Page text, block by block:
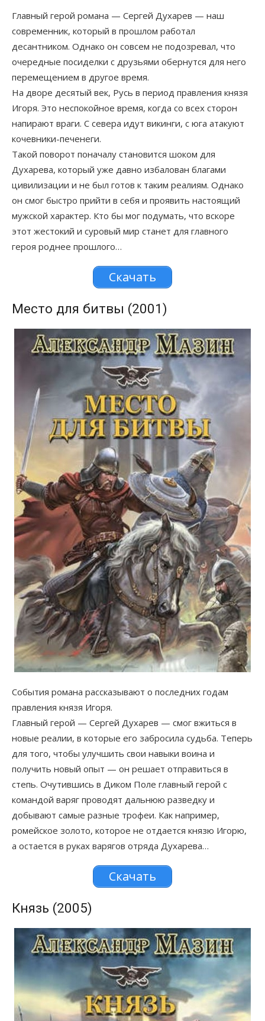
Главный герой романа — Сергей Духарев — наш
современник, который в прошлом работал
десантником. Однако он совсем не подозревал, что
очередные посиделки с друзьями обернутся для него
перемещением в другое время.
На дворе десятый век, Русь в период правления князя
Игоря. Это неспокойное время, когда со всех сторон
напирают враги. С севера идут викинги, с юга атакуют
кочевники-печенеги.
Такой поворот поначалу становится шоком для
Духарева, который уже давно избалован благами
цивилизации и не был готов к таким реалиям. Однако
он смог быстро прийти в себя и проявить настоящий
мужской характер. Кто бы мог подумать, что вскоре
этот жестокий и суровый мир станет для главного
героя роднее прошлого…
Скачать
Место для битвы (2001)
События романа рассказывают о последних годам
правления князя Игоря.
Главный герой — Сергей Духарев — смог вжиться в
новые реалии, в которые его забросила судьба. Теперь
для того, чтобы улучшить свои навыки воина и
получить новый опыт — он решает отправиться в
степь. Очутившись в Диком Поле главный герой с
командой варяг проводят дальнюю разведку и
добывают самые разные трофеи. Как например,
ромейское золото, которое не отдается князю Игорю,
а остается в руках варягов отряда Духарева…
Скачать
Князь (2005)